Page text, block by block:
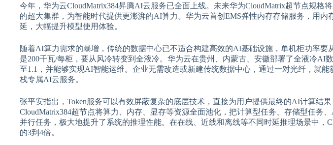
今年，华为云CloudMatrix384昇腾AI云服务已全面上线。未来华为CloudMatrix超节点规格
的超大集群，为智能时代提供更澎湃的AI算力。华为云首创EMS弹性内存存储服务，用内
延，大幅提升模型使用体验。
随着AI算力需求的暴增，传统的数据中心已不适合构建高效的AI基础设施，单机柜功率要
是200千瓦/每柜，要从风冷转变到全液冷。华为云在贵州、内蒙古、安徽部署了全液冷AI
至1.1，并能够实现AI智能运维。企业无需改造或新建传统数据中心，通过一对光纤，就
栈专属AI云服务。
张平安指出，Token服务可以有效屏蔽复杂的底层技术，直接为用户提供最终的AI计算结果
CloudMatrix384超节点将算力、内存、显存等资源全面池化，把计算型任务、存储型任务
并行任务，极大地提升了系统的推理性能。在在线、近线和离线等不同时延推理场景中，
的3到4倍。